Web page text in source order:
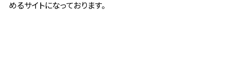
めるサイトになっております。